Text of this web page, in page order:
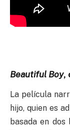
Beautiful Boy,
La película
hijo, quien es
basada en